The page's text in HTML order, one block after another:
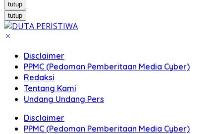
tutup
tutup
Disclaimer
PPMC (Pedoman Pemberitaan Media Cyber)
Redaksi
Tentang Kami
Undang Undang Pers
Disclaimer
PPMC (Pedoman Pemberitaan Media Cyber)